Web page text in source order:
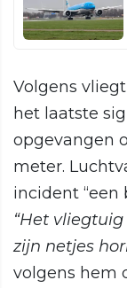
Volgens
het laatste
opgevangen
meter.
incident “een
“Het
zijn netjes
volgens hem